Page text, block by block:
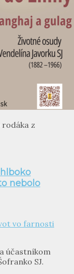
z
nebolo
vo farnosti
účastníkom
SJ.